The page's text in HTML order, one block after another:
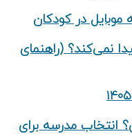
موبایل در کودکان
نمی‌کند؟ (راهنمای
انتخاب مدرسه برای